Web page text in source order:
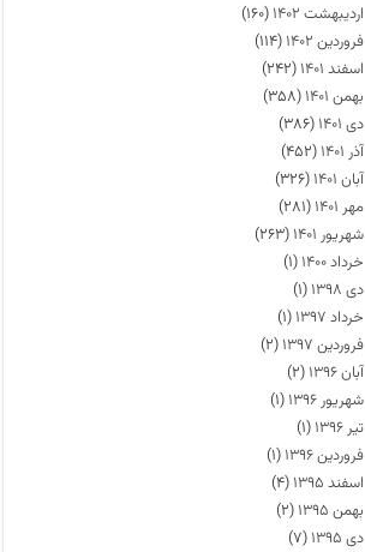
اردیبهشت ۱۴۰۲
(۱۶۰)
فروردین ۱۴۰۲
(۱۱۴)
اسفند ۱۴۰۱
(۲۴۲)
بهمن ۱۴۰۱
(۳۵۸)
دی ۱۴۰۱
(۳۸۶)
آذر ۱۴۰۱
(۴۵۲)
آبان ۱۴۰۱
(۳۲۶)
مهر ۱۴۰۱
(۲۸۱)
شهریور ۱۴۰۱
(۲۶۳)
خرداد ۱۴۰۰
(۱)
دی ۱۳۹۸
(۱)
خرداد ۱۳۹۷
(۱)
فروردین ۱۳۹۷
(۲)
آبان ۱۳۹۶
(۲)
شهریور ۱۳۹۶
(۱)
تیر ۱۳۹۶
(۱)
فروردین ۱۳۹۶
(۱)
اسفند ۱۳۹۵
(۴)
بهمن ۱۳۹۵
(۲)
دی ۱۳۹۵
(۷)